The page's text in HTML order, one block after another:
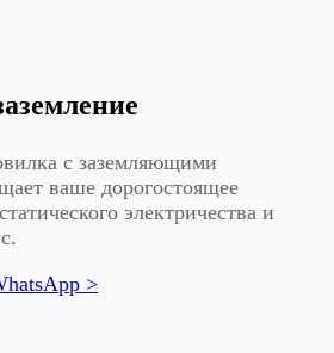
с заземляющими
ваше дорогостоящее
электричества и
>